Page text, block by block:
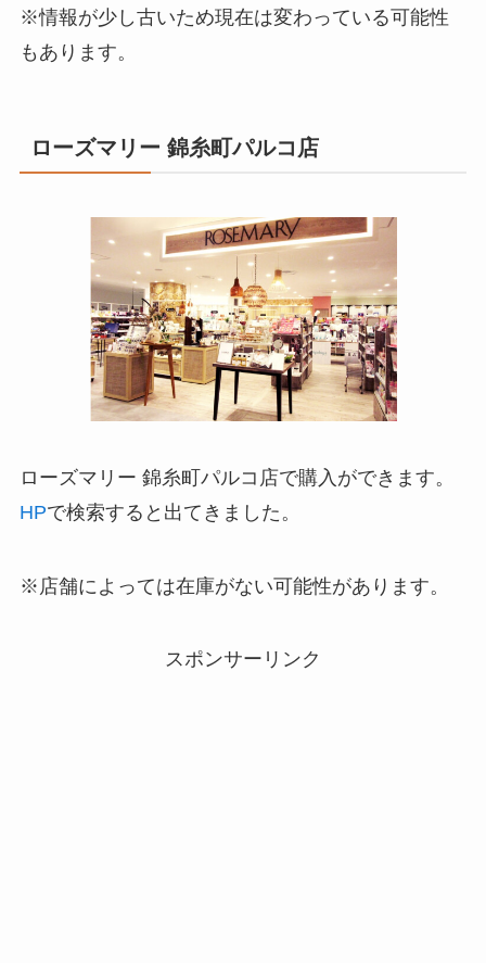
※情報が少し古いため現在は変わっている可能性
もあります。
ローズマリー 錦糸町パルコ店
ローズマリー 錦糸町パルコ店で購入ができます。
HPで検索すると出てきました。
※店舗によっては在庫がない可能性があります。
スポンサーリンク